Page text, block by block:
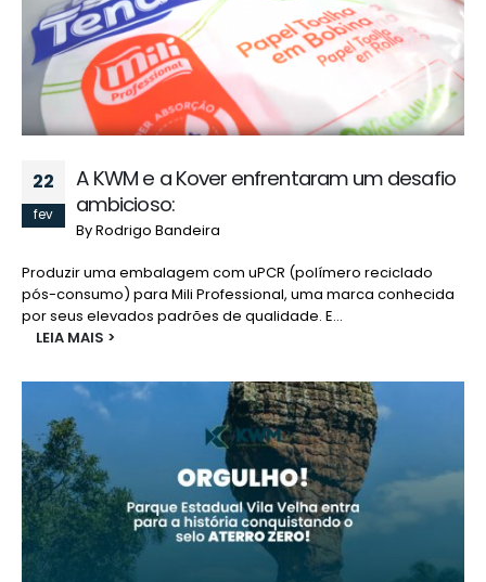
22
fev
A KWM e a Kover enfrentaram um desafio
ambicioso:
ByRodrigo Bandeira
Produzir uma embalagem com uPCR (polímero reciclado
pós-consumo) para Mili Professional, uma marca conhecida
por seus elevados padrões de qualidade. E...
LEIA MAIS